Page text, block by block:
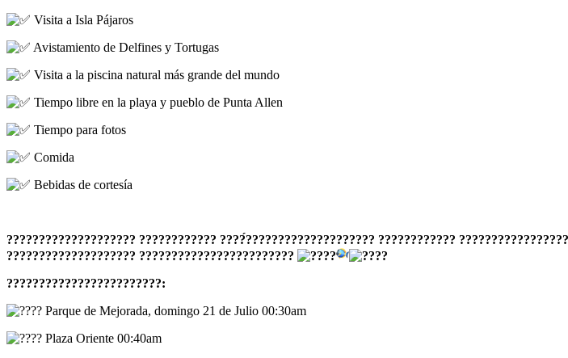
Visita a Isla Pájaros
Avistamiento de Delfines y Tortugas
Visita a la piscina natural más grande del mundo
Tiempo libre en la playa y pueblo de Punta Allen
Tiempo para fotos
Comida
Bebidas de cortesía
???????????????????? ???????????? ????́???????????????????? ????????????
???????????????????? ????????????????????????
????????????????????????:
Parque de Mejorada, domingo 21 de Julio 00:30am
Plaza Oriente 00:40am